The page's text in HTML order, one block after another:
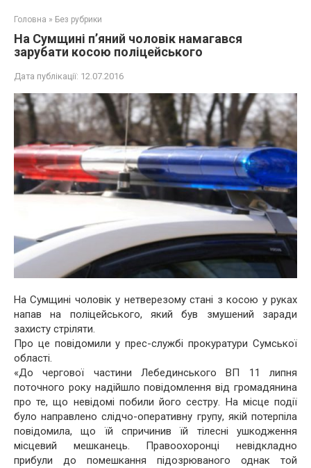
Головна » Без рубрики
На Сумщині п’яний чоловік намагався
зарубати косою поліцейського
Дата публікації: 12.07.2016
На Сумщині чоловік у нетверезому стані з косою у руках
напав на поліцейського, який був змушений заради
захисту стріляти.
Про це повідомили у прес-службі прокуратури Сумської
області.
«До чергової частини Лебединського ВП 11 липня
поточного року надійшло повідомлення від громадянина
про те, що невідомі побили його сестру. На місце події
було направлено слідчо-оперативну групу, якій потерпіла
повідомила, що їй спричинив їй тілесні ушкодження
місцевий мешканець. Правоохоронці невідкладно
прибули до помешкання підозрюваного однак той